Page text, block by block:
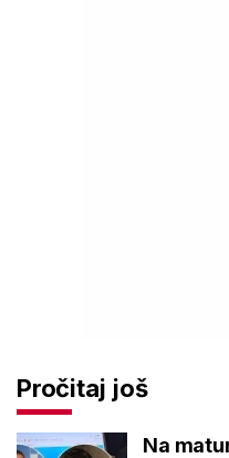
Pročitaj još
Na